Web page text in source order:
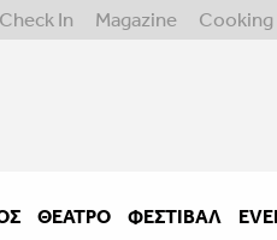
Check In Magazine Cooking
ΘΈΑΤΡΟ ΦΕΣΤΙΒΑΛ